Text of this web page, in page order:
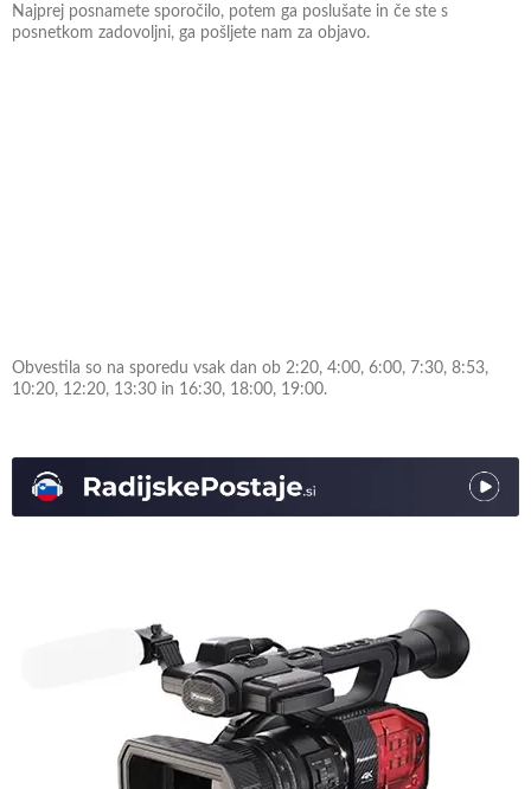
Najprej posnamete sporočilo, potem ga poslušate in če ste s
posnetkom zadovoljni, ga pošljete nam za objavo.
Obvestila so na sporedu vsak dan ob 2:20, 4:00, 6:00, 7:30, 8:53,
10:20, 12:20, 13:30 in 16:30, 18:00, 19:00.